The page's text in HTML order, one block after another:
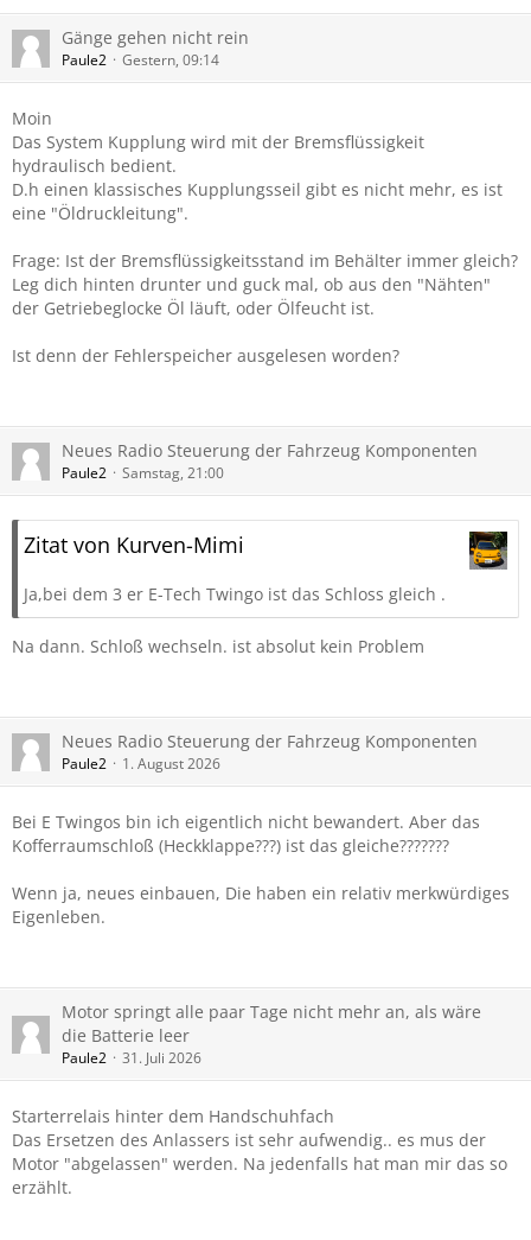
Gänge gehen nicht rein
Paule2 Gestern, 09:14
Moin
Das System Kupplung wird mit der Bremsflüssigkeit
hydraulisch bedient.
D.h einen klassisches Kupplungsseil gibt es nicht mehr, es ist
eine "Öldruckleitung".
Frage: Ist der Bremsflüssigkeitsstand im Behälter immer gleich?
Leg dich hinten drunter und guck mal, ob aus den "Nähten"
der Getriebeglocke Öl läuft, oder Ölfeucht ist.
Ist denn der Fehlerspeicher ausgelesen worden?
Neues Radio Steuerung der Fahrzeug Komponenten
Paule2 Samstag, 21:00
Zitat von Kurven-Mimi
Ja,bei dem 3 er E-Tech Twingo ist das Schloss gleich .
Na dann. Schloß wechseln. ist absolut kein Problem
Neues Radio Steuerung der Fahrzeug Komponenten
Paule2 1. August 2026
Bei E Twingos bin ich eigentlich nicht bewandert. Aber das
Kofferraumschloß (Heckklappe???) ist das gleiche???????
Wenn ja, neues einbauen, Die haben ein relativ merkwürdiges
Eigenleben.
Motor springt alle paar Tage nicht mehr an, als wäre
die Batterie leer
Paule2 31. Juli 2026
Starterrelais hinter dem Handschuhfach
Das Ersetzen des Anlassers ist sehr aufwendig.. es mus der
Motor "abgelassen" werden. Na jedenfalls hat man mir das so
erzählt.